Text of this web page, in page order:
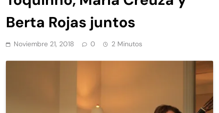
Berta Rojas juntos
Noviembre 21, 2018 0 2 Minutos